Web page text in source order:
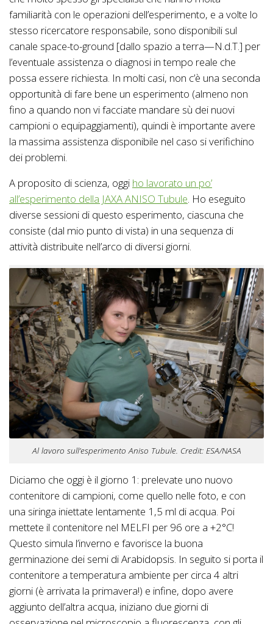
familiarità con le operazioni dell’esperimento, e a volte lo
stesso ricercatore responsabile, sono disponibili sul
canale space-to-ground [dallo spazio a terra—N.d.T.] per
l’eventuale assistenza o diagnosi in tempo reale che
possa essere richiesta. In molti casi, non c’è una seconda
opportunità di fare bene un esperimento (almeno non
fino a quando non vi facciate mandare sù dei nuovi
campioni o equipaggiamenti), quindi è importante avere
la massima assistenza disponibile nel caso si verifichino
dei problemi.
A proposito di scienza, oggi ho lavorato un po’
all’esperimento della JAXA ANISO Tubule. Ho eseguito
diverse sessioni di questo esperimento, ciascuna che
consiste (dal mio punto di vista) in una sequenza di
attività distribuite nell’arco di diversi giorni.
Al lavoro sull’esperimento Aniso Tubule. Credit: ESA/NASA
Diciamo che oggi è il giorno 1: prelevate uno nuovo
contenitore di campioni, come quello nelle foto, e con
una siringa iniettate lentamente 1,5 ml di acqua. Poi
mettete il contenitore nel MELFI per 96 ore a +2°C!
Questo simula l’inverno e favorisce la buona
germinazione dei semi di Arabidopsis. In seguito si porta il
contenitore a temperatura ambiente per circa 4 altri
giorni (è arrivata la primavera!) e infine, dopo avere
aggiunto dell’altra acqua, iniziano due giorni di